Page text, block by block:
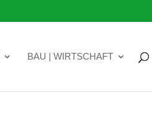
BAU | WIRTSCHAFT